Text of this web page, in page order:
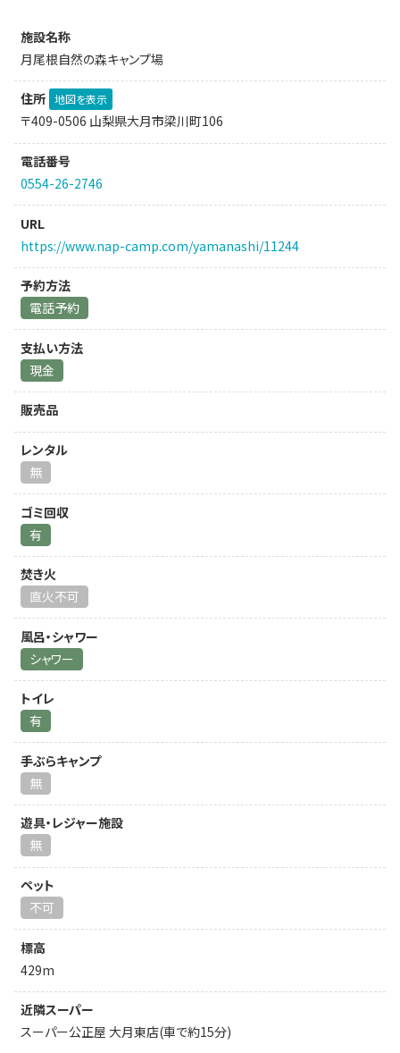
施設名称
月尾根自然の森キャンプ場
住所 地図を表示
〒409-0506 山梨県大月市梁川町106
電話番号
0554-26-2746
URL
https://www.nap-camp.com/yamanashi/11244
予約方法
電話予約
支払い方法
現金
販売品
レンタル
無
ゴミ回収
有
焚き火
直火不可
風呂・シャワー
シャワー
トイレ
有
手ぶらキャンプ
無
遊具・レジャー施設
無
ペット
不可
標高
429m
近隣スーパー
スーパー公正屋 大月東店(車で約15分)